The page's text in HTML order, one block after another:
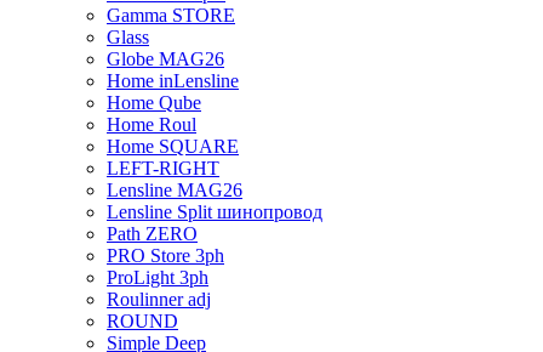
Gamma STORE
Glass
Globe MAG26
Home inLensline
Home Qube
Home Roul
Home SQUARE
LEFT-RIGHT
Lensline MAG26
Lensline Split шинопровод
Path ZERO
PRO Store 3ph
ProLight 3ph
Roulinner adj
ROUND
Simple Deep